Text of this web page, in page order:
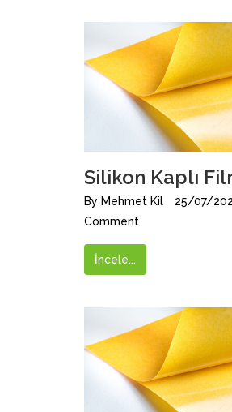
Silikon Kaplı
By Mehmet Kil 25/07/
Comment
İncele...